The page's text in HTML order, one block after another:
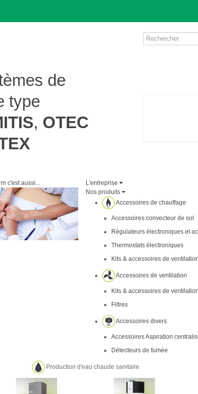
de
type
, OTEC
L'entreprise
c'est aussi...
Nos produits
Accessoires de chauffage
Accessoires convecteur de sol
Régulateurs électroniques et
Thermostats électroniques
Kits & accessoires de ventilation
Accessoires de ventilation
Kits & accessoires de ventilation
Filtres
Accessoires divers
Accessoires Aspiration
Détecteurs de fumée
Production d'eau chaude sanitaire